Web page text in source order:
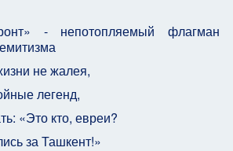
- непотопляемый флагман
не жалея,
легенд,
«Это кто, евреи?
за Ташкент!»